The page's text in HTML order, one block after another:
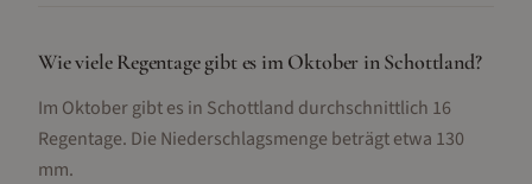
Wie viele Regentage gibt es im Oktober in Schottland?
Im Oktober gibt es in Schottland durchschnittlich 16
Regentage. Die Niederschlagsmenge beträgt etwa 130
mm.